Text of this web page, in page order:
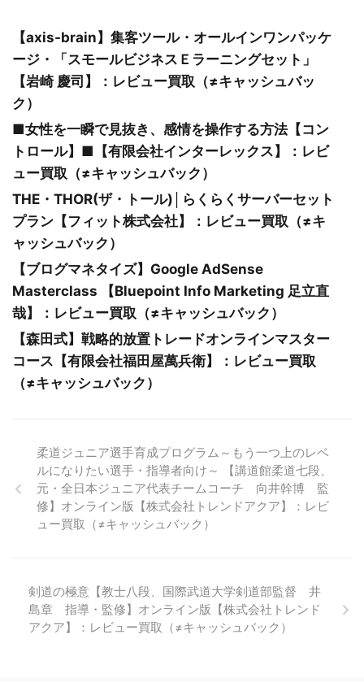
【axis-brain】集客ツール・オールインワンパッケ
ージ・「スモールビジネスＥラーニングセット」
【岩崎 慶司】：レビュー買取（≠キャッシュバッ
ク）
■女性を一瞬で見抜き、感情を操作する方法【コン
トロール】■【有限会社インターレックス】：レビ
ュー買取（≠キャッシュバック）
THE・THOR(ザ・トール)│らくらくサーバーセット
プラン【フィット株式会社】：レビュー買取（≠キ
ャッシュバック）
【ブログマネタイズ】Google AdSense
Masterclass 【Bluepoint Info Marketing 足立直
哉】：レビュー買取（≠キャッシュバック）
【森田式】戦略的放置トレードオンラインマスター
コース【有限会社福田屋萬兵衛】：レビュー買取
（≠キャッシュバック）
柔道ジュニア選手育成プログラム～もう一つ上のレベ
ルになりたい選手・指導者向け～ 【講道館柔道七段、
元・全日本ジュニア代表チームコーチ 向井幹博 監
修】オンライン版【株式会社トレンドアクア】：レビ
ュー買取（≠キャッシュバック）
剣道の極意【教士八段、国際武道大学剣道部監督 井
島章 指導・監修】オンライン版【株式会社トレンド
アクア】：レビュー買取（≠キャッシュバック）